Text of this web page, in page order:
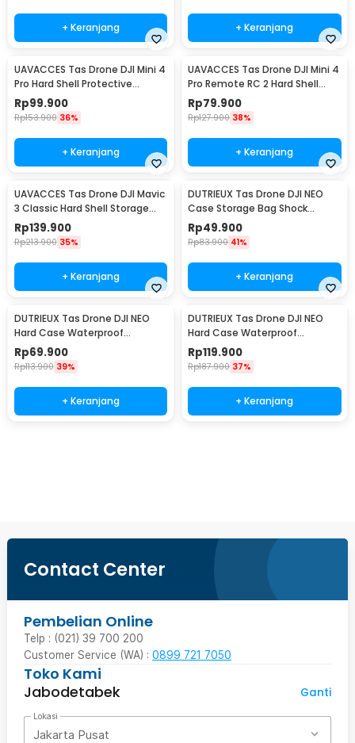
+ Keranjang + Keranjang
UAVACCES Tas Drone DJI Mini 4
Pro Hard Shell Protective
Storage Bag - UVM-04
Rp99.900
Rp153.900 36%
+ Keranjang
UAVACCES Tas Drone DJI Mini 4
Pro Remote RC 2 Hard Shell
Storage Bag - UVM-42
Rp79.900
Rp127.900 38%
+ Keranjang
UAVACCES Tas Drone DJI Mavic
3 Classic Hard Shell Storage
Bag - UVM-3
Rp139.900
Rp213.900 35%
+ Keranjang
DUTRIEUX Tas Drone DJI NEO
Case Storage Bag Shock
Absorber - DT-21
Rp49.900
Rp83.900 41%
+ Keranjang
DUTRIEUX Tas Drone DJI NEO
Hard Case Waterproof
Explosion Proof - DT-30
Rp69.900
Rp113.900 39%
+ Keranjang
DUTRIEUX Tas Drone DJI NEO
Hard Case Waterproof
Explosion Proof - DT-33
Rp119.900
Rp187.900 37%
+ Keranjang
Contact Center
Pembelian Online
Telp : (021) 39 700 200
Customer Service (WA) : 0899 721 7050
Toko Kami
Jabodetabek
Ganti
Lokasi
Jakarta Pusat